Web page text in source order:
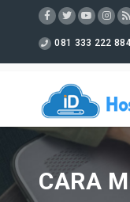
081 333 222
CARA